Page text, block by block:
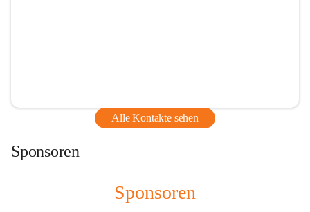
Alle Kontakte sehen
Sponsoren
Sponsoren